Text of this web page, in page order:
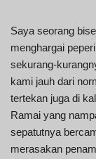
Saya seorang
menghargai
sekurang-
kami jauh dari
tertekan juga di
Ramai yang
sepatutnya
merasakan